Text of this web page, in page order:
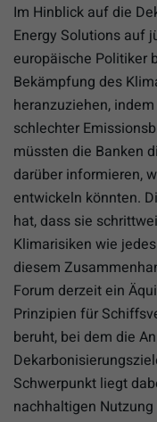
Im Hinblick auf die
Energy Solutions auf
europäische Politiker
Bekämpfung des
heranzuziehen,
schlechter
müssten die Banken
darüber informieren,
entwickeln könnten.
hat, dass sie
Klimarisiken wie
diesem
Forum derzeit ein
Prinzipien für
beruht, bei dem die
Schwerpunkt liegt
nachhaltigen